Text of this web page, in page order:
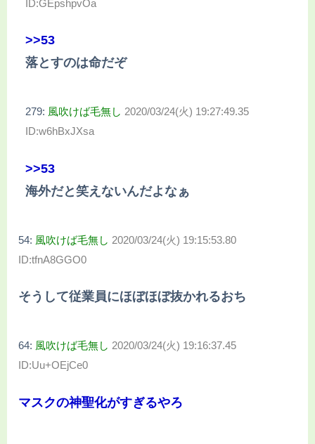
ID:GEpshpvOa
>>53
落とすのは命だぞ
279: 風吹けば毛無し 2020/03/24(火) 19:27:49.35
ID:w6hBxJXsa
>>53
海外だと笑えないんだよなぁ
54: 風吹けば毛無し 2020/03/24(火) 19:15:53.80
ID:tfnA8GGO0
そうして従業員にほぼほぼ抜かれるおち
64: 風吹けば毛無し 2020/03/24(火) 19:16:37.45
ID:Uu+OEjCe0
マスクの神聖化がすぎるやろ